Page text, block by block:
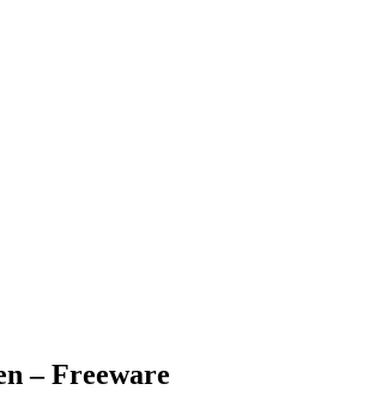
– Freeware